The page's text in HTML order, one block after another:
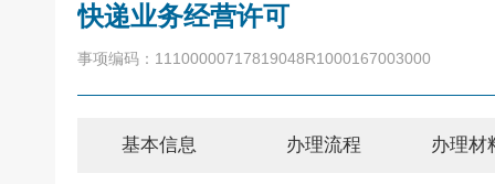
快递业务经营许可
事项编码：11100000717819048R1000167003000
基本信息 办理流程 办理材